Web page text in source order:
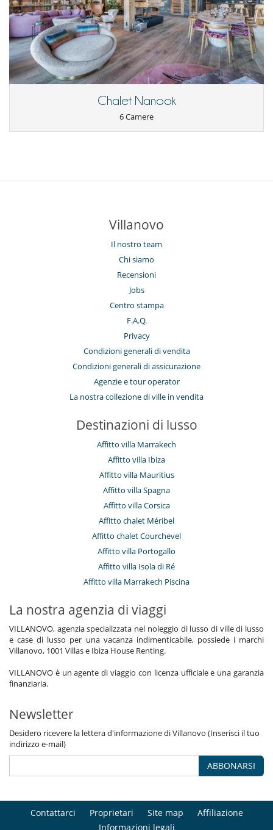
Chalet Nanook
6 Camere
Villanovo
Il nostro team
Chi siamo
Recensioni
Jobs
Centro stampa
F.A.Q.
Privacy
Condizioni generali di vendita
Condizioni generali di assicurazione
Agenzie e tour operator
La nostra collezione di ville in vendita
Destinazioni di lusso
Affitto villa Marrakech
Affitto villa Ibiza
Affitto villa Mauritius
Affitto villa Spagna
Affitto villa Corsica
Affitto chalet Méribel
Affitto chalet Courchevel
Affitto villa Portogallo
Affitto villa Isola di Ré
Affitto villa Marrakech Piscina
La nostra agenzia di viaggi
VILLANOVO, agenzia specializzata nel noleggio di lusso di ville di lusso
e case di lusso per una vacanza indimenticabile, possiede i marchi
Villanovo, 1001 Villas e Ibiza House Renting.
VILLANOVO è un agente di viaggio con licenza ufficiale e una garanzia
finanziaria.
Newsletter
Desidero ricevere la lettera d'informazione di Villanovo (Inserisci il tuo
indirizzo e-mail)
ABBONARSI
Contattarci Proprietari Site map
Affiliazione
Informazioni legali